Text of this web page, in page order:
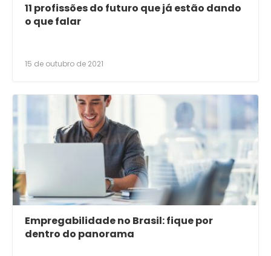
11 profissões do futuro que já estão dando
o que falar
15 de outubro de 2021
Empregabilidade no Brasil: fique por
dentro do panorama